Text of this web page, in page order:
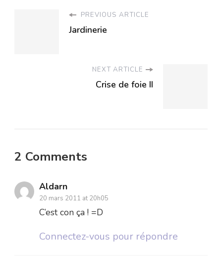
PREVIOUS ARTICLE
Jardinerie
NEXT ARTICLE
Crise de foie II
2 Comments
Aldarn
20 mars 2011 at 20h05
C’est con ça ! =D
Connectez-vous pour répondre